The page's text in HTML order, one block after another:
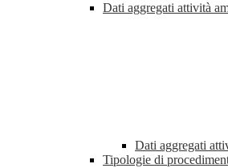
Dati aggregati attività
Dati aggregati
Tipologie di